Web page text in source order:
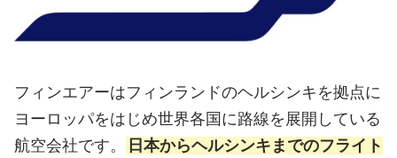
フィンエアーはフィンランドのヘルシンキを拠点に
ヨーロッパをはじめ世界各国に路線を展開している
航空会社です。
日本からヘルシンキまでのフライト